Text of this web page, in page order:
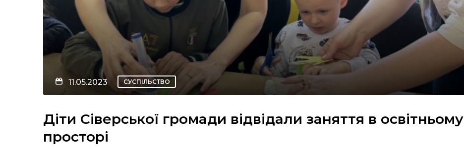
11.05.2023 СУСПІЛЬСТВО
Діти Сіверської громади відвідали заняття в освітньому
просторі